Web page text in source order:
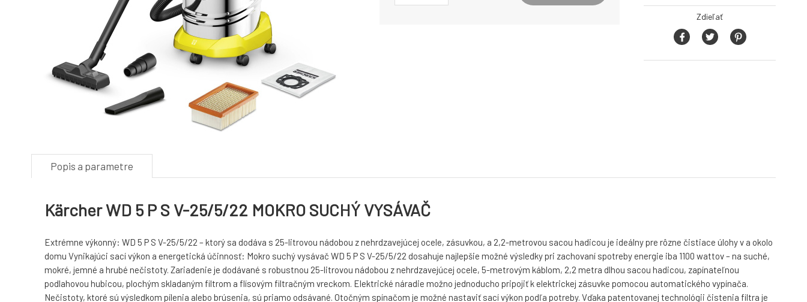
Zdieľať
Popis a parametre
Kärcher WD 5 P S V-25/5/22 MOKRO SUCHÝ VYSÁVAČ
Extrémne výkonný: WD 5 P S V-25/5/22 – ktorý sa dodáva s 25-litrovou nádobou z nehrdzavejúcej ocele, zásuvkou, a 2,2-metrovou sacou hadicou je ideálny pre rôzne čistiace úlohy v a okolo
domu Vynikajúci sací výkon a energetická účinnosť: Mokro suchý vysávač WD 5 P S V-25/5/22 dosahuje najlepšie možné výsledky pri zachovaní spotreby energie iba 1100 wattov – na suché,
mokré, jemné a hrubé nečistoty. Zariadenie je dodávané s robustnou 25-litrovou nádobou z nehrdzavejúcej ocele, 5-metrovým káblom, 2,2 metra dlhou sacou hadicou, zapínateľnou
podlahovou hubicou, plochým skladaným filtrom a flísovým filtračným vreckom. Elektrické náradie možno jednoducho pripojiť k elektrickej zásuvke pomocou automatického vypínača.
Nečistoty, ktoré sú výsledkom pílenia alebo brúsenia, sú priamo odsávané. Otočným spínačom je možné nastaviť sací výkon podľa potreby. Vďaka patentovanej technológii čistenia filtra je